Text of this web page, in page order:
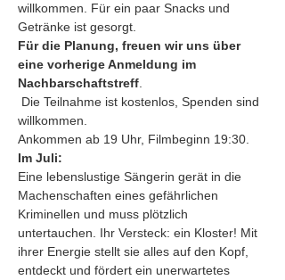
willkommen. Für ein paar Snacks und
Getränke ist gesorgt.
Für die Planung, freuen wir uns über
eine vorherige Anmeldung im
Nachbarschaftstreff
willkommen.
Ankommen ab 19 Uhr, Filmbeginn 19:30.
Im Juli:
Eine lebenslustige Sängerin gerät in die
Machenschaften eines gefährlichen
Kriminellen und muss plötzlich
untertauchen. Ihr Versteck: ein Kloster! Mit
ihrer Energie stellt sie alles auf den Kopf,
entdeckt und fördert ein unerwartetes